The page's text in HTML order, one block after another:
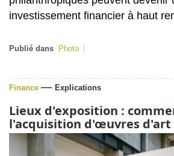
investissement financier à haut
Publié dans Photo
Finance — Explications
Lieux d'exposition :
l'acquisition d'œuvres d'art